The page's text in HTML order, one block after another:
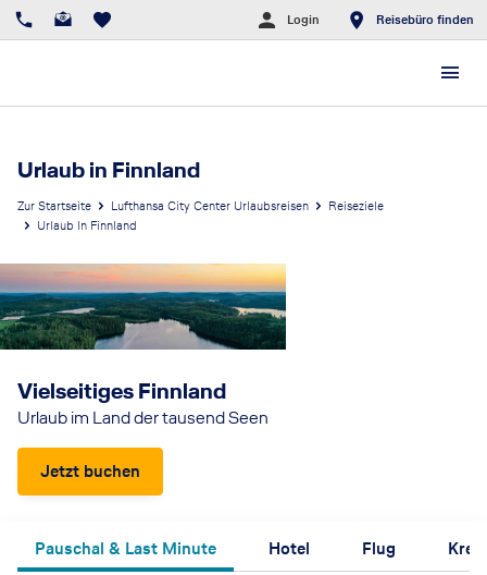
Login Reisebüro finden
Urlaub in Finnland
Zur Startseite Lufthansa City Center Urlaubsreisen
Reiseziele
Urlaub In Finnland
Vielseitiges Finnland
Urlaub im Land der tausend Seen
Jetzt buchen
Pauschal & Last Minute Hotel Flug